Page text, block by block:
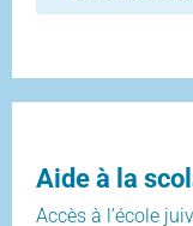
Aide à la
Accès à l’école